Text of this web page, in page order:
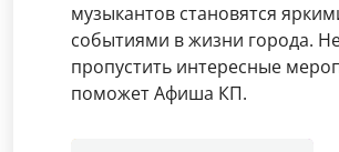
музыкантов становятся
событиями в жизни города.
пропустить интересные
поможет Афиша КП.